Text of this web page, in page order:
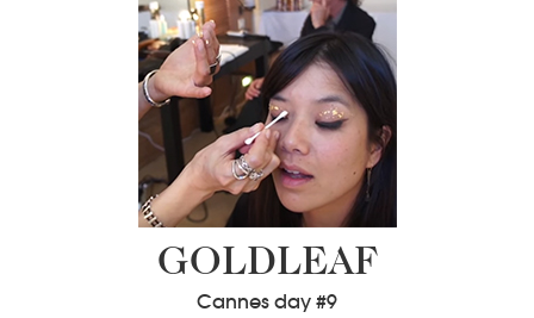
GOLDLEAF
Cannes day #9